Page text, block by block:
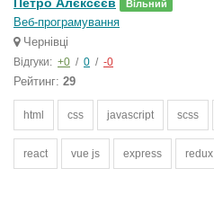
Вільний
Веб-програмування
Чернівці
Відгуки: +0 / 0 / -0
Рейтинг: 29
html css javascript scss
react vue js express redux